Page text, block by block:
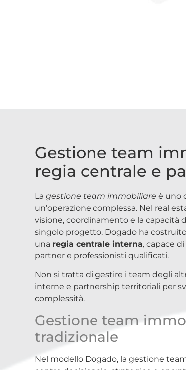
Gestione team
regia centrale e
La gestione team immobiliare è uno
un’operazione complessa. Nel real
visione, coordinamento e la
singolo progetto. Dogado ha
una regia centrale interna, capace
partner e professionisti qualificati.
Non si tratta di gestire i team degli
interne e partnership territoriali per
complessità.
Gestione team
tradizionale
Nel modello Dogado, la gestione